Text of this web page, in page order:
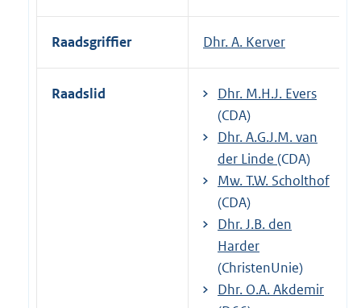
Raadsgriffier Dhr. A. Kerver
Raadslid
Dhr. M.H.J. Evers
(CDA)
Dhr. A.G.J.M. van
der Linde (CDA)
Mw. T.W. Scholthof
(CDA)
Dhr. J.B. den
Harder
(ChristenUnie)
Dhr. O.A. Akdemir